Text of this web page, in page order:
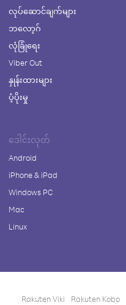
လုပ်ဆောင်ချက်များ
ဘလော့ဂ်
လုံခြုံရေး
Viber Out
နှုန်းထားများ
ပံ့ပိုးမှု
ဒေါင်းလုတ်
Android
iPhone & iPad
Windows PC
Mac
Linux
Rakuten Viki Rakuten Kobo